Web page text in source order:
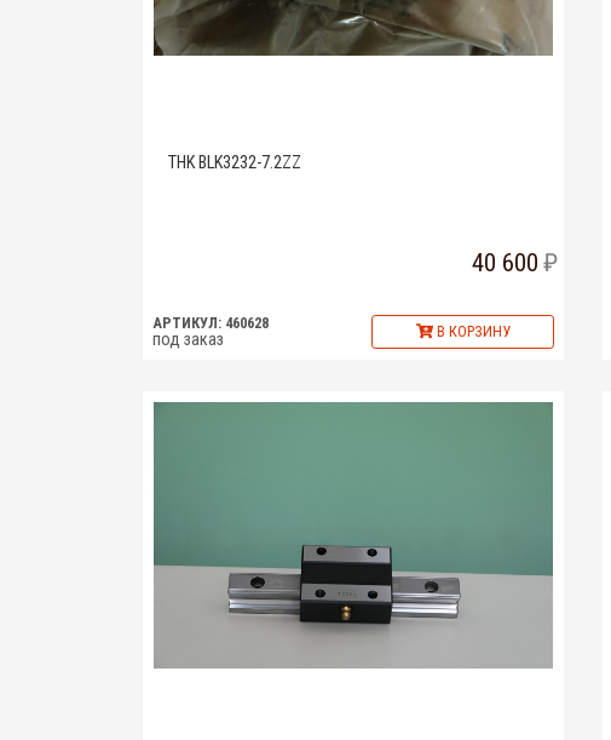
THK BLK3232-7.2ZZ
40 600
АРТИКУЛ: 460628
под заказ В КОРЗИНУ